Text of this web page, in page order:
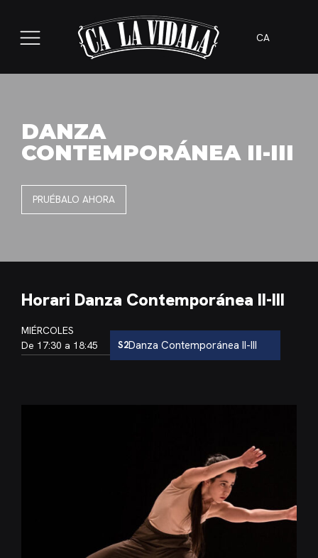
CA
DANZA
CONTEMPORÁNEA II-III
PRUÉBALO AHORA
Horari Danza Contemporánea II-III
MIÉRCOLES
De 17:30 a 18:45
Aula:
S2Danza Contemporánea II-III